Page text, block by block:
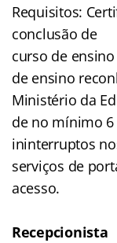
Requisitos:
conclusão de
curso de
de ensino
Ministério da
de no mínimo 6
ininterruptos
serviços de
acesso.
Recepcionista